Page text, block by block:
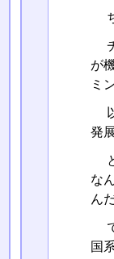
が
ミ
発
な
ん
国